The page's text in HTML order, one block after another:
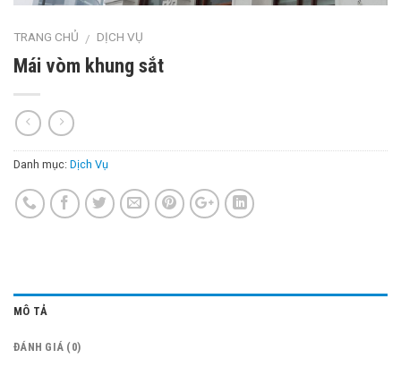
TRANG CHỦ / DỊCH VỤ
Mái vòm khung sắt
Danh mục: Dịch Vụ
MÔ TẢ
ĐÁNH GIÁ (0)